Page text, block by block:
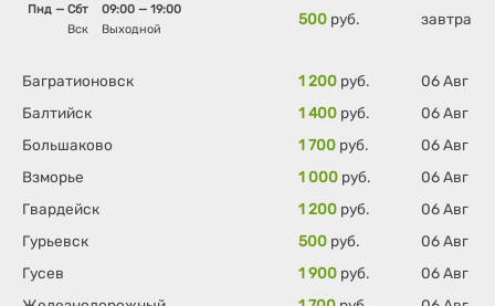
Пнд — Сбт
09:00 — 19:00
Вск
Выходной
500 руб. завтра
Багратионовск 1 200 руб.
06 Авг
Балтийск
1 400 руб.
06 Авг
Большаково
1 700 руб.
06 Авг
Взморье
1 000 руб.
06 Авг
Гвардейск
1 200 руб.
06 Авг
Гурьевск
500 руб.
06 Авг
Гусев
1 900 руб.
06 Авг